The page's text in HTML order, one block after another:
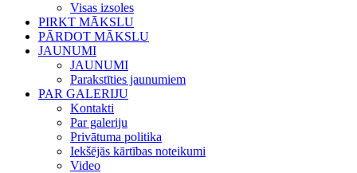
Visas izsoles
PIRKT MĀKSLU
PĀRDOT MĀKSLU
JAUNUMI
JAUNUMI
Parakstīties jaunumiem
PAR GALERIJU
Kontakti
Par galeriju
Privātuma politika
Iekšējās kārtības noteikumi
Video